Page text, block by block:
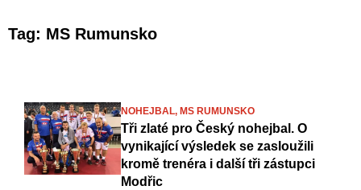
Tag: MS Rumunsko
NOHEJBAL, MS RUMUNSKO
Tři zlaté pro Český nohejbal. O
vynikající výsledek se zasloužili
kromě trenéra i další tři zástupci
Modřic